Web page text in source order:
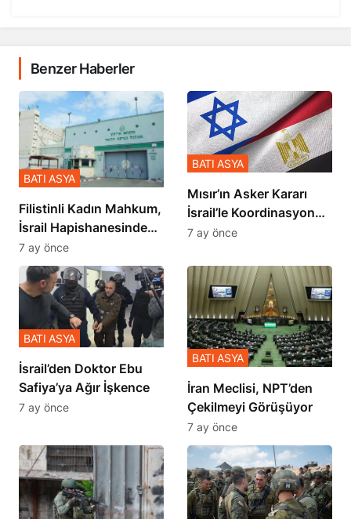
Benzer Haberler
Filistinli Kadın Mahkum,
İsrail Hapishanesindeki
Zulmü Anlattı
BATI ASYA
7 ay önce
Mısır’ın Asker Kararı
İsrail’le Koordinasyon
İçinde Gerçekleşmiş
BATI ASYA
7 ay önce
İsrail’den Doktor Ebu
Safiya’ya Ağır İşkence
BATI ASYA
7 ay önce
İran Meclisi, NPT’den
Çekilmeyi Görüşüyor
BATI ASYA
7 ay önce